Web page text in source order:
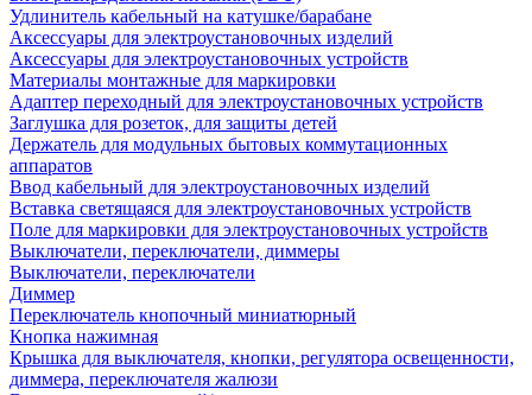
Удлинитель кабельный на катушке/барабане
Аксессуары для электроустановочных изделий
Аксессуары для электроустановочных устройств
Материалы монтажные для маркировки
Адаптер переходный для электроустановочных устройств
Заглушка для розеток, для защиты детей
Держатель для модульных бытовых коммутационных
аппаратов
Ввод кабельный для электроустановочных изделий
Вставка светящаяся для электроустановочных устройств
Поле для маркировки для электроустановочных устройств
Выключатели, переключатели, диммеры
Выключатели, переключатели
Диммер
Переключатель кнопочный миниатюрный
Кнопка нажимная
Крышка для выключателя, кнопки, регулятора освещенности,
диммера, переключателя жалюзи